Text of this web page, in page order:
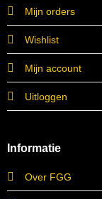
Mijn orders
Wishlist
Mijn account
Uitloggen
Informatie
Over FGG